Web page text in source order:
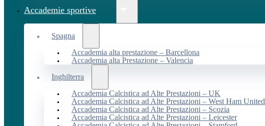
Accademie sportive
Spagna
Accademia alta prestazione – Barcellona
Accademia alta Prestazione – Valencia
Inghilterra
Accademia Calcistica ad Alte Prestazioni – UK
Accademia Calcistica ad Alte Prestazioni – West Ham United
Accademia Calcistica ad Alte Prestazioni – Scozia
Accademia Calcistica ad Alte Prestazioni – Leicester